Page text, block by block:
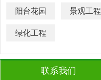
阳台花园 景观工程
绿化工程
联系我们